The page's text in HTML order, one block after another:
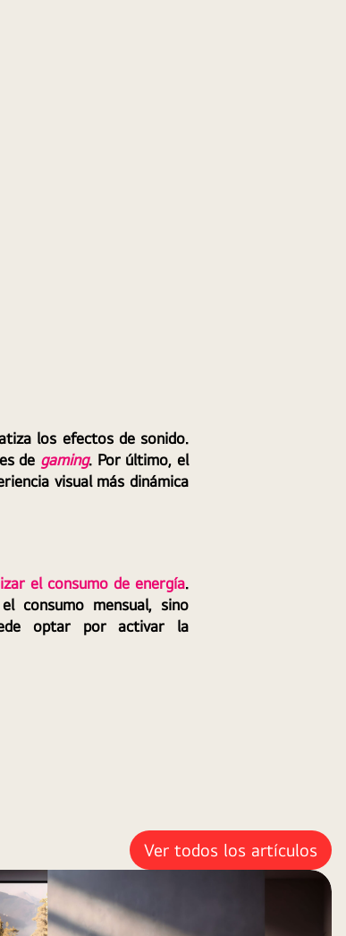
los efectos de sonido.
de gaming. Por último, el
visual más dinámica
el consumo de energía.
consumo mensual, sino
optar por activar la
Ver todos los artículos